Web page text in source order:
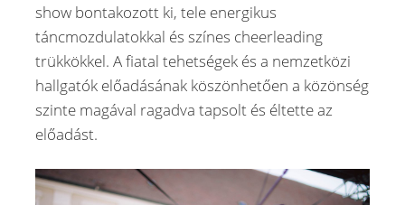
show bontakozott ki, tele energikus
táncmozdulatokkal és színes cheerleading
trükkökkel. A fiatal tehetségek és a nemzetközi
hallgatók előadásának köszönhetően a közönség
szinte magával ragadva tapsolt és éltette az
előadást.